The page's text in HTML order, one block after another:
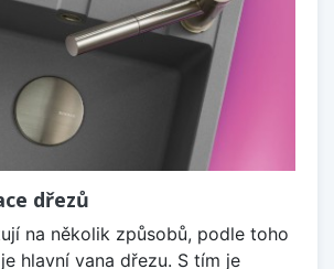
dřezů
na několik způsobů, podle toho
hlavní vana dřezu. S tím je